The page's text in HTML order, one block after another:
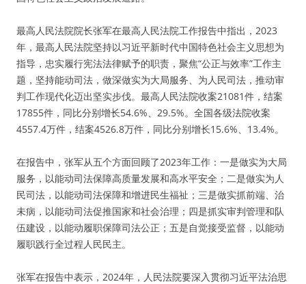
最高人民法院院长张军在最高人民法院工作报告中指出，2023
年，最高人民法院坚持以习近平新时代中国特色社会主义思想为
指导，忠实履行宪法法律赋予的职责，聚焦“公正与效率”工作主
题，坚持能动司法，做深做实为大局服务、为人民司法，推动审
判工作现代化迈出坚实步伐。最高人民法院收案21081件，结案
17855件，同比分别增长54.6%、29.5%。全国各级法院收案
4557.4万件，结案4526.8万件，同比分别增长15.6%、13.4%。
在报告中，张军从五个方面回顾了2023年工作：一是做实为大局
服务，以能动司法保障高质量发展和高水平安全；二是做实为人
民司法，以能动司法保障和增进民生福祉；三是做实抓前端、治
未病，以能动司法促推国家和社会治理；四是抓实审判管理和队
伍建设，以能动履职保障司法公正；五是自觉接受监督，以能动
履职践行全过程人民民主。
张军在报告中表示，2024年，人民法院要深入贯彻习近平法治思